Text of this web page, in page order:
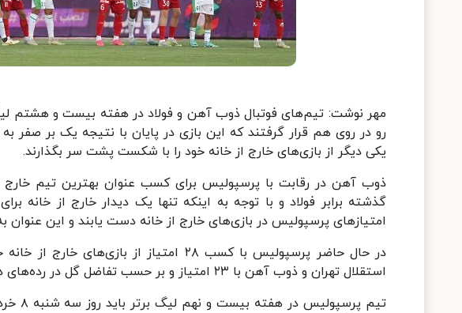
رو در روی هم قرار گرفتند که این بازی در پایان با نتیجه یک بر صفر
یکی دیگر از بازی‌های خارج از خانه خود را با شکست پشت سر بگذارند.
ذوب آهن در رقابت با پرسپولیس برای کسب عنوان بهترین تیم
گذشته برابر فولاد و با توجه به اینکه تنها یک دیدار خارج از خانه
امتیازهای پرسپولیس در بازی‌های خارج از خانه دست یابند و این عنوان
در حال حاضر پرسپولیس با کسب ۲۸ امتیاز
استقلال تهران و ذوب آهن با ۲۳ امتیاز و بر حسب تفاضل گل در رده‌های دوم و سوم قرار گرفته اند.
تیم